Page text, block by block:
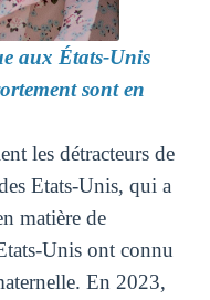
aux États-Unis
sont en
les détracteurs de
Etats-Unis, qui a
matière de
Unis ont connu
En 2023,